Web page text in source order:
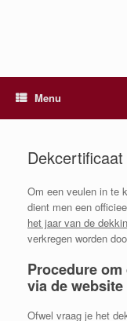
Menu
Om een veulen in te
dient men een
het jaar van de
verkregen worden
Procedure
via de
Ofwel vraag je het